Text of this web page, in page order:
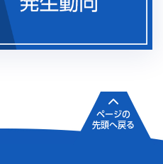
ページの
先頭へ戻る